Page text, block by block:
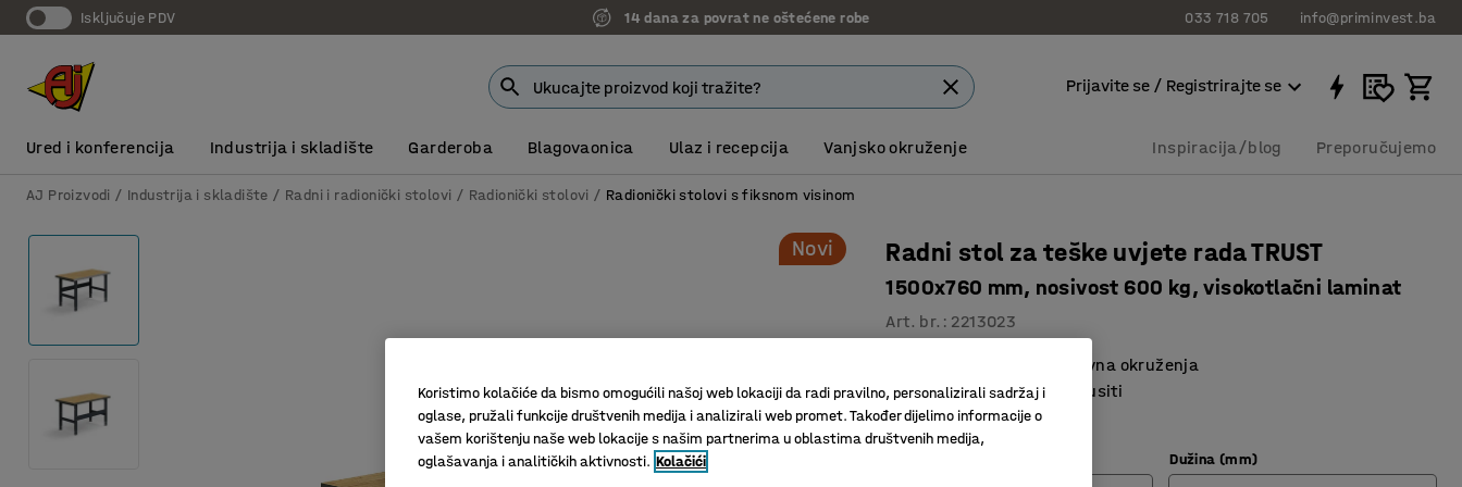
Isključuje PDV 14 dana za povrat ne oštećene robe 033 718 705 info@priminvest.ba
Prijavite se / Registrirajte se
Ured i konferencija Industrija i skladište Garderoba Blagovaonica Ulaz i recepcija Vanjsko okruženje Inspiracija/blog Preporučujemo
AJ Proizvodi Industrija i skladište Radni i radionički stolovi Radionički stolovi Radionički stolovi s fiksnom visinom
Novi Radni stol za teške uvjete rada TRUST
1500x760 mm, nosivost 600 kg, visokotlačni laminat
Art. br. : 2213023
Izvrstan izbor za zahtjevna okruženja
Radna ploča se može brusiti
Za teže predmete
Dužina (mm)
Koristimo kolačiće da bismo omogućili našoj web lokaciji da radi pravilno, personalizirali sadržaj i
oglase, pružali funkcije društvenih medija i analizirali web promet. Također dijelimo informacije o
vašem korištenju naše web lokacije s našim partnerima u oblastima društvenih medija,
oglašavanja i analitičkih aktivnosti. Kolačići